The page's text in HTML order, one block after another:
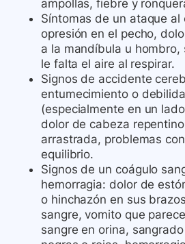
ampollas, fiebre y
Síntomas de un ataque al
opresión en el pecho,
a la mandíbula u hombro,
le falta el aire al respirar.
Signos de accidente
entumecimiento o
(especialmente en un
dolor de cabeza
arrastrada, problemas
equilibrio.
Signos de un coágulo
hemorragia: dolor de
o hinchazón en sus
sangre, vomito que
sangre en orina,